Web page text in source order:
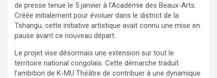
de presse tenue le 5 janvier à l’Académie des Beaux-Arts.
Créée initialement pour évoluer dans le district de la
Tshangu, cette initiative artistique avait connu une mise en
pause avant ce nouveau départ.
Le projet vise désormais une extension sur tout le
territoire national congolais. Cette démarche traduit
l’ambition de K-MU Théâtre de contribuer à une dynamique